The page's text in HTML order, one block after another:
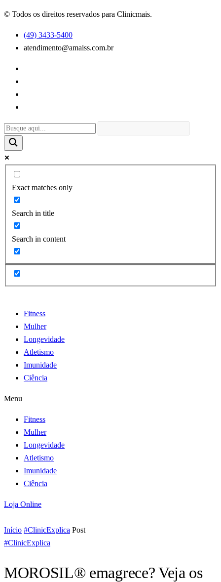
© Todos os direitos reservados para Clinicmais.
(49) 3433-5400
atendimento@amaiss.com.br
Exact matches only
Search in title
Search in content
Fitness
Mulher
Longevidade
Atletismo
Imunidade
Ciência
Menu
Fitness
Mulher
Longevidade
Atletismo
Imunidade
Ciência
Loja Online
Início #ClinicExplica Post
#ClinicExplica
MOROSIL® emagrece? Veja os